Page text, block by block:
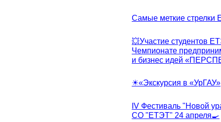
Самые меткие стрелки
💥Участие студентов
Чемпионате
и бизнес идей
☀«Экскурсия в «УрГАУ»
IV Фестиваль "Новой
СО "ЕТЭТ" 24 апреля🍳